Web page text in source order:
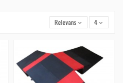
Relevans 4